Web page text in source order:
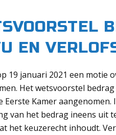
EN
19 januari 2021 een motie
Het wetsvoorstel
Eerste Kamer
van het bedrag ineens uit
het keuzerecht inhoudt.